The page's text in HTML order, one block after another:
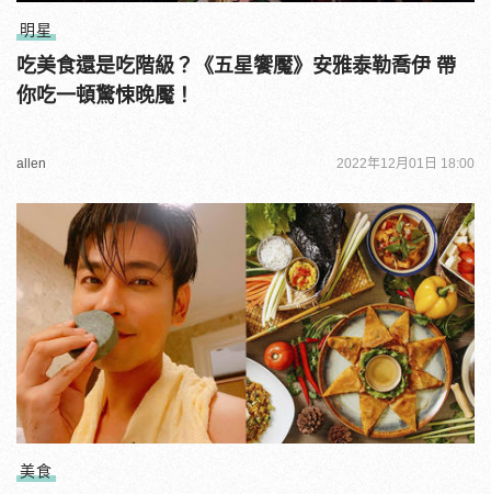
明星
吃美食還是吃階級？《五星饗魘》安雅泰勒喬伊 帶
你吃一頓驚悚晚魘！
allen 2022年12月01日 18:00
美食